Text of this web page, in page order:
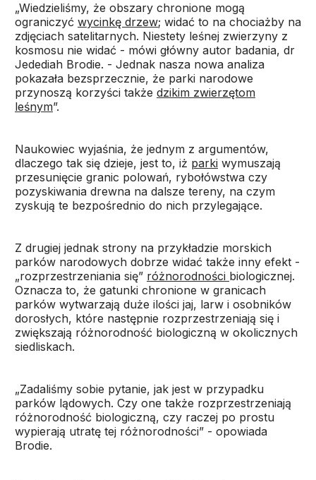
„Wiedzieliśmy, że obszary chronione mogą
ograniczyć wycinkę drzew; widać to na chociażby na
zdjęciach satelitarnych. Niestety leśnej zwierzyny z
kosmosu nie widać - mówi główny autor badania, dr
Jedediah Brodie. - Jednak nasza nowa analiza
pokazała bezsprzecznie, że parki narodowe
przynoszą korzyści także dzikim zwierzętom
leśnym”.
Naukowiec wyjaśnia, że jednym z argumentów,
dlaczego tak się dzieje, jest to, iż parki wymuszają
przesunięcie granic polowań, rybołówstwa czy
pozyskiwania drewna na dalsze tereny, na czym
zyskują te bezpośrednio do nich przylegające.
Z drugiej jednak strony na przykładzie morskich
parków narodowych dobrze widać także inny efekt -
„rozprzestrzeniania się” różnorodności biologicznej.
Oznacza to, że gatunki chronione w granicach
parków wytwarzają duże ilości jaj, larw i osobników
dorosłych, które następnie rozprzestrzeniają się i
zwiększają różnorodność biologiczną w okolicznych
siedliskach.
„Zadaliśmy sobie pytanie, jak jest w przypadku
parków lądowych. Czy one także rozprzestrzeniają
różnorodność biologiczną, czy raczej po prostu
wypierają utratę tej różnorodności” - opowiada
Brodie.